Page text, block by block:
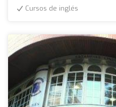
Cursos de inglés